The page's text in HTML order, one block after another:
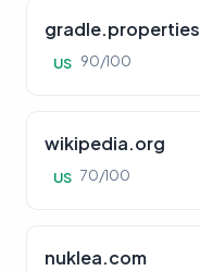
gradle.properties
US 90/100
wikipedia.org
US 70/100
nuklea.com